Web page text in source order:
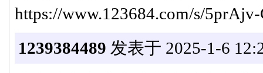
https://www.123684.com/s/
1239384489 发表于 2025-1-6